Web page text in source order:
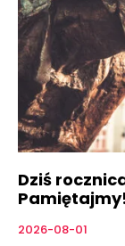
Dziś
2026-08-01